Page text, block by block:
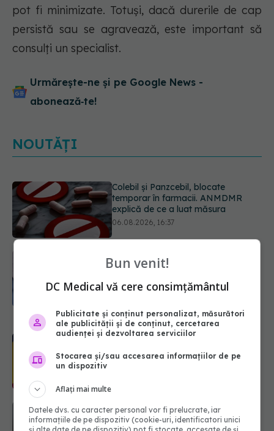
pot fi minimizate. Totuși, dacă durerile de cap
persistă sau se agravează, este important să
consulți un specialist.
Urmărește-ne și pe Google News -
abonează‑te!
NOUTĂȚI
Cum aleg medicii combinația
potrivită de medicamente pentru
hipertensiune. De ce doi pacienți cu
aceeași tensiune pot primi
Ilie Bolojan, anunț despre spitale în
contextul crizei energetice
06.08.2026, 15:24
EXCLUSIV Cum schimbă
Inteligența Artificială relația dintre
medic și pacient
Trei lucruri pe care trebuie să le faci
după 45 de ani ca să întârzii
Bun venit!
DC Medical vă cere consimțământul
Publicitate și conținut personalizat, măsurători
ale publicității și de conținut, cercetarea
audienței și dezvoltarea serviciilor
Stocarea și/sau accesarea informațiilor de pe
un dispozitiv
Aflați mai multe
Datele dvs. cu caracter personal vor fi prelucrate, iar
informațiile de pe dispozitiv (cookie-uri, identificatori unici